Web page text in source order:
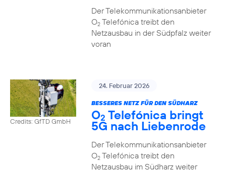
Der Telekommunikationsanbieter
O2Telefónica treibt den
Netzausbau in der Südpfalz weiter
voran
Credits: GfTD GmbH
24. Februar 2026
BESSERES NETZ FÜR DEN SÜDHARZ
O2 Telefónica bringt
5G nach Liebenrode
Der Telekommunikationsanbieter
O2Telefónica treibt den
Netzausbau im Südharz weiter